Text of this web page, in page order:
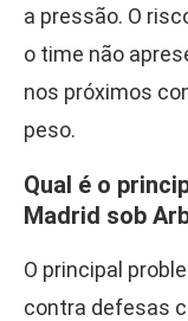
a pressão. O
o time não
nos próximos
peso.
Qual é o
Madrid sob
O principal
contra defesas